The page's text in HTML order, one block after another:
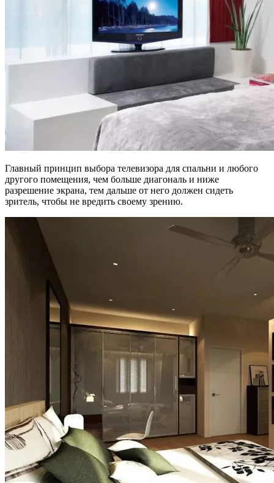
Главный принцип выбора телевизора для спальни и любого
другого помещения, чем больше диагональ и ниже
разрешение экрана, тем дальше от него должен сидеть
зритель, чтобы не вредить своему зрению.